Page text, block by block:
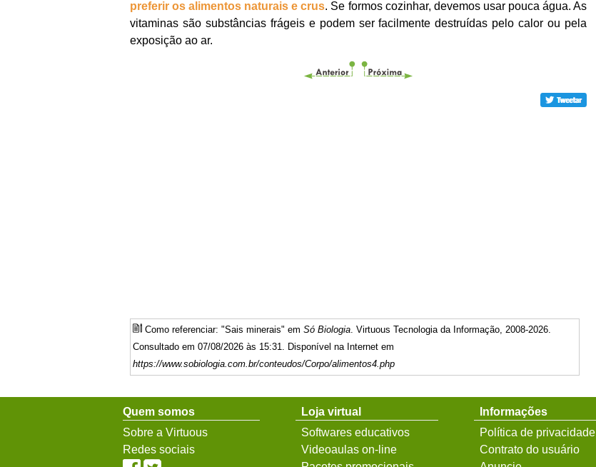
preferir os alimentos naturais e crus. Se formos cozinhar, devemos usar pouca água. As
vitaminas são substâncias frágeis e podem ser facilmente destruídas pelo calor ou pela
exposição ao ar.
Como referenciar: "Sais minerais" em Só Biologia. Virtuous Tecnologia da Informação, 2008-2026.
Consultado em 07/08/2026 às 15:31. Disponível na Internet em
https://www.sobiologia.com.br/conteudos/Corpo/alimentos4.php
Quem somos
Sobre a Virtuous
Redes sociais
Loja virtual
Softwares educativos
Videoaulas on-line
Informações
Política de privacidade
Contrato do usuário